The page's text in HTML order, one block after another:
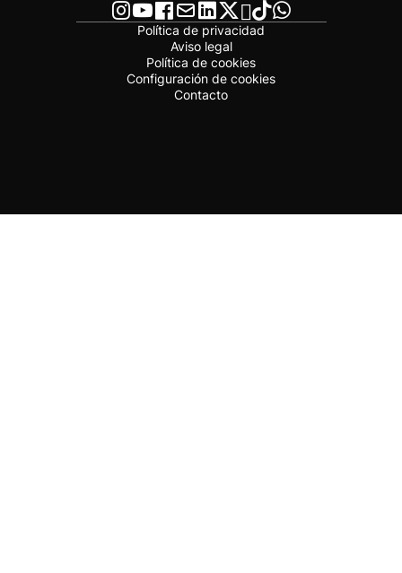
Política de privacidad
Aviso legal
Política de cookies
Configuración de cookies
Contacto